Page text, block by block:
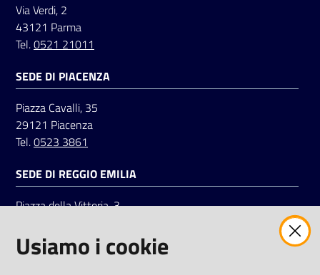
Via Verdi, 2
43121 Parma
Tel.0521 21011
SEDE DI PIACENZA
Piazza Cavalli, 35
29121 Piacenza
Tel.0523 3861
SEDE DI REGGIO EMILIA
Piazza della Vittoria, 3
Tel.0522 7961
Usiamo i cookie